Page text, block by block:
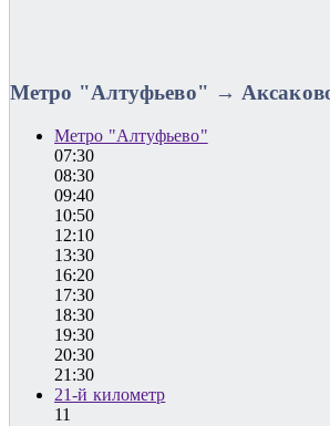
Метро "Алтуфьево" →
Метро "Алтуфьево"
07:30
08:30
09:40
10:50
12:10
13:30
16:20
17:30
18:30
19:30
20:30
21:30
21-й километр
11